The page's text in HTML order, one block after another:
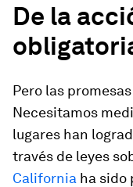
De la
Pero las
Necesitamos
lugares han
través de leyes
California ha sido